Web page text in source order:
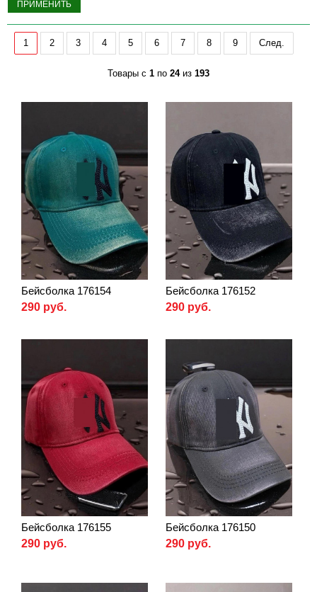
1 2 3 4 5 6 7 8 9 След.
Товары с 1 по 24из 193
Бейсболка 176154
290 руб.
Бейсболка 176152
290 руб.
Бейсболка 176155
290 руб.
Бейсболка 176150
290 руб.